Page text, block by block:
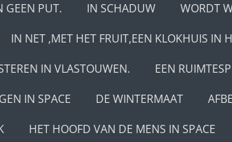
GEEN PUT.
IN SCHADUW
WORDT
IN NET ,MET HET FRUIT,EEN KLOKHUIS IN
IN VLASTOUWEN. EEN
IN SPACE DE WINTERMAAT
HET HOOFD VAN DE MENS IN SPACE